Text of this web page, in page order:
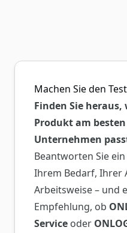
Machen Sie den Test
Finden Sie heraus,
Produkt am
Unternehmen
Beantworten Sie
Ihrem Bedarf, Ihrer
Arbeitsweise – und
Empfehlung, ob
Service oder